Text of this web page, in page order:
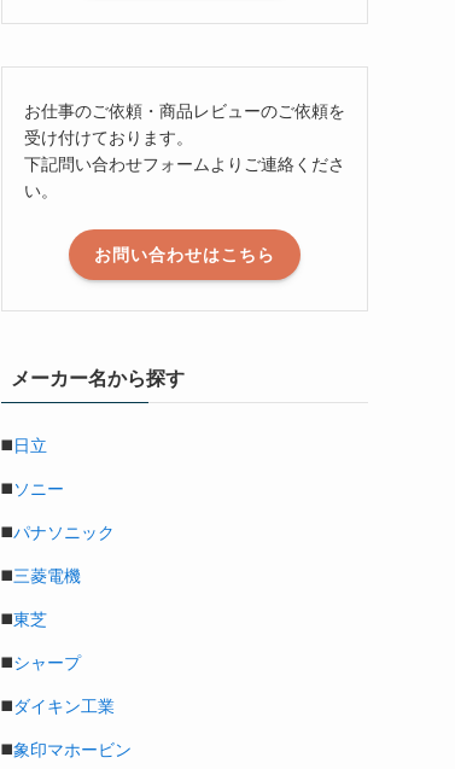
お仕事のご依頼・商品レビューのご依頼を
受け付けております。
下記問い合わせフォームよりご連絡くださ
い。
お問い合わせはこちら
メーカー名から探す
◼️日立
◼️ソニー
◼️パナソニック
◼️三菱電機
◼️東芝
◼️シャープ
◼️ダイキン工業
◼️象印マホービン